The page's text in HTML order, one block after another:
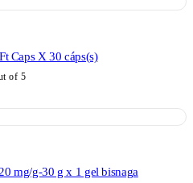
Caps X 30 cáps(s)
of 5
mg/g-30 g x 1 gel bisnaga